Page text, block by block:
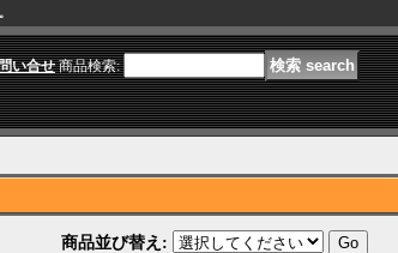
い合せ 商品検索:
商品並び替え :